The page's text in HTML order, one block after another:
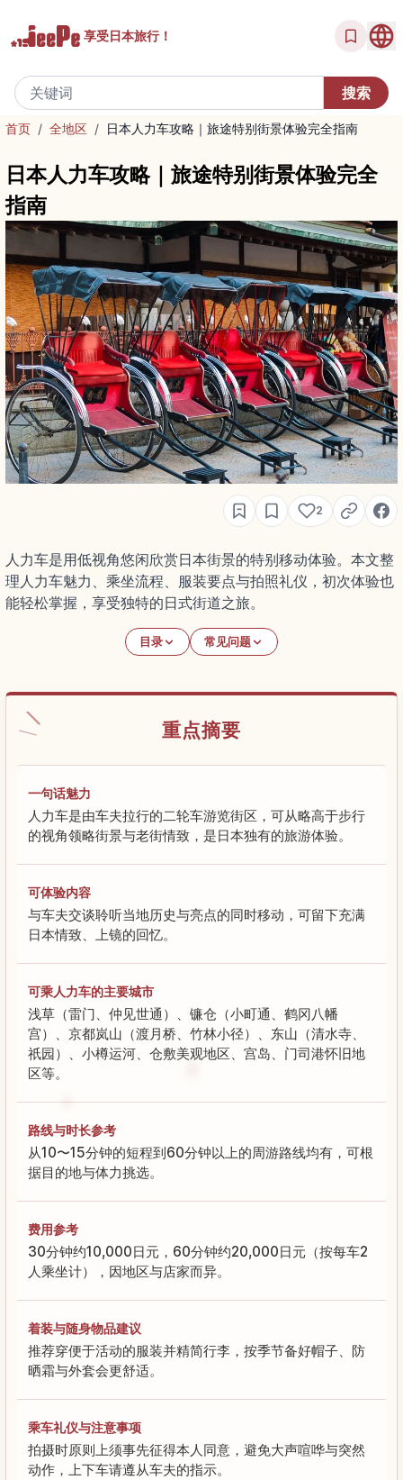
享受日本旅行！
首页 / 全地区 / 日本人力车攻略｜旅途特别街景体验完全指南
日本人力车攻略｜旅途特别街景体验完全
指南
2
人力车是用低视角悠闲欣赏日本街景的特别移动体验。本文整
理人力车魅力、乘坐流程、服装要点与拍照礼仪，初次体验也
能轻松掌握，享受独特的日式街道之旅。
目录 常见问题
重点摘要
一句话魅力
人力车是由车夫拉行的二轮车游览街区，可从略高于步行
的视角领略街景与老街情致，是日本独有的旅游体验。
可体验内容
与车夫交谈聆听当地历史与亮点的同时移动，可留下充满
日本情致、上镜的回忆。
可乘人力车的主要城市
浅草（雷门、仲见世通）、镰仓（小町通、鹤冈八幡
宫）、京都岚山（渡月桥、竹林小径）、东山（清水寺、
祇园）、小樽运河、仓敷美观地区、宫岛、门司港怀旧地
区等。
路线与时长参考
从10〜15分钟的短程到60分钟以上的周游路线均有，可根
据目的地与体力挑选。
费用参考
30分钟约10,000日元，60分钟约20,000日元（按每车2
人乘坐计），因地区与店家而异。
着装与随身物品建议
推荐穿便于活动的服装并精简行李，按季节备好帽子、防
晒霜与外套会更舒适。
乘车礼仪与注意事项
拍摄时原则上须事先征得本人同意，避免大声喧哗与突然
动作，上下车请遵从车夫的指示。